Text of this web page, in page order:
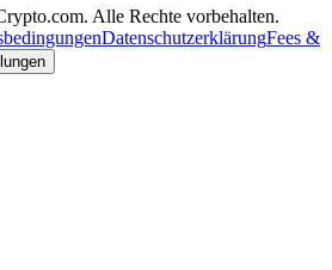
Alle Rechte vorbehalten.
DatenschutzerklärungFees &